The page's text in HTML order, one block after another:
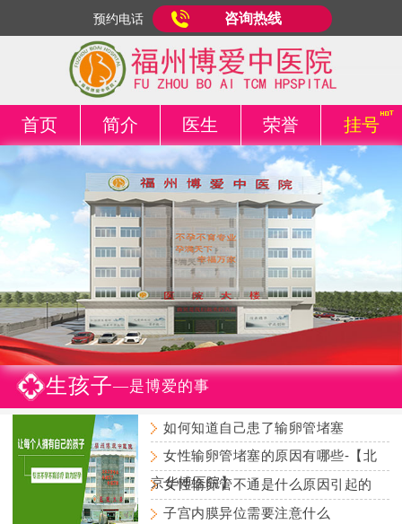
预约电话 咨询热线
首页 简介 医生 荣誉 挂号
生孩子—是博爱的事
如何知道自己患了输卵管堵塞
女性输卵管堵塞的原因有哪些-【北
京华博医院】
女性输卵管不通是什么原因引起的
子宫内膜异位需要注意什么